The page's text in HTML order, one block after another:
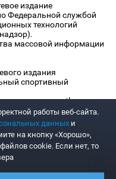
издание
Федеральной службой
технологий
массовой информации
издания
спортивный
«www.sportbox.ru»:
издания
СМИ сетевого издания
работы веб-сайта.
данных и
на кнопку «Хорошо»,
cookie. Если нет, то